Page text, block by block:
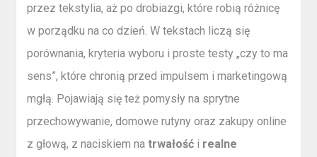
przez tekstylia, aż po drobiazgi, które robią różnicę
w porządku na co dzień. W tekstach liczą się
porównania, kryteria wyboru i proste testy „czy to ma
sens”, które chronią przed impulsem i marketingową
mgłą. Pojawiają się też pomysły na sprytne
przechowywanie, domowe rutyny oraz zakupy online
z głową, z naciskiem natrwałość i realne